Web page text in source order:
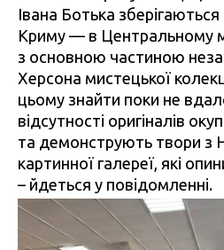
Івана Ботька
Криму — в Центральному
з основною частиною
Херсона мистецької
цьому знайти поки не
відсутності оригіналів
та демонструють твори з
картинної галереї, які
– йдеться у повідомленні.